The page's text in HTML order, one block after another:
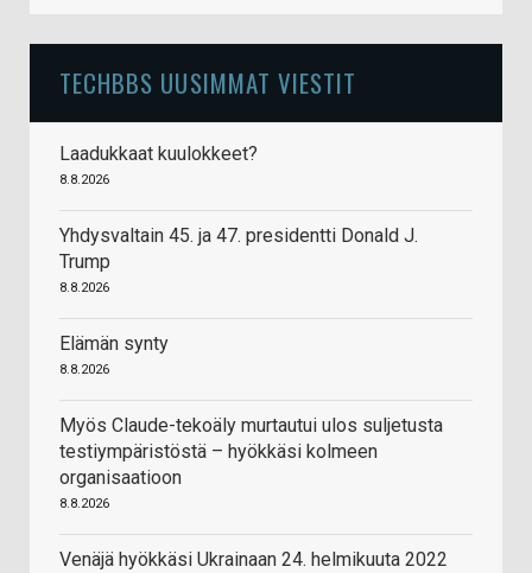
TECHBBS UUSIMMAT VIESTIT
Laadukkaat kuulokkeet?
8.8.2026
Yhdysvaltain 45. ja 47. presidentti Donald J.
Trump
8.8.2026
Elämän synty
8.8.2026
Myös Claude-tekoäly murtautui ulos suljetusta
testiympäristöstä – hyökkäsi kolmeen
organisaatioon
8.8.2026
Venäjä hyökkäsi Ukrainaan 24. helmikuuta 2022